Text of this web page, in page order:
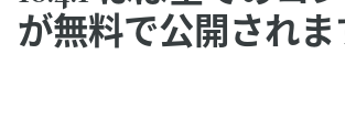
が無料で公開されま